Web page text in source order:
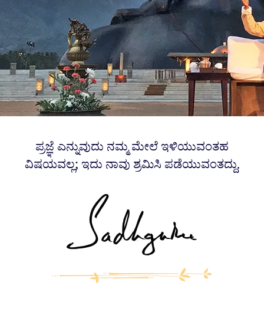
ಪ್ರಜ್ಞೆ ಎನ್ನುವುದು ನಮ್ಮ ಮೇಲೆ ಇಳಿಯುವಂತಹ
ವಿಷಯವಲ್ಲ; ಇದು ನಾವು ಶ್ರಮಿಸಿ ಪಡೆಯುವಂತದ್ದು.